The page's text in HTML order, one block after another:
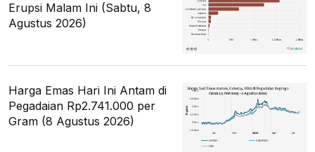
Erupsi Malam Ini (Sabtu, 8
Agustus 2026)
Harga Emas Hari Ini Antam di
Pegadaian Rp2.741.000 per
Gram (8 Agustus 2026)